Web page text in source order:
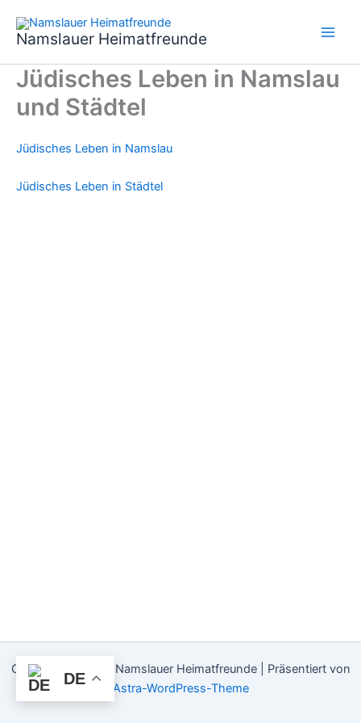
Inhalt
springen
Namslauer Heimatfreunde
Jüdisches Leben in Namslau
und Städtel
Jüdisches Leben in Namslau
Jüdisches Leben in Städtel
Copyright © 2026 Namslauer Heimatfreunde | Präsentiert von
Astra-WordPress-Theme
DE